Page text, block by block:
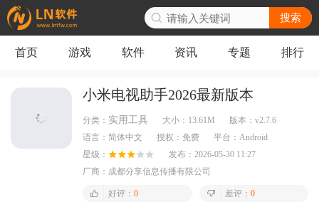
搜索
首页 游戏 软件 资讯 专题 排行
小米电视助手2026最新版本
分类： 实用工具 大小： 13.61M 版本： v2.7.6
语言： 简体中文 授权： 免费 平台： Android
星级：
发布： 2026-05-30 11:27
厂商： 成都分享信息传播有限公司
好评： 0 差评： 0